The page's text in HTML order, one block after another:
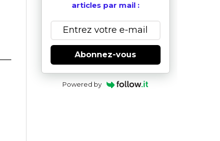
articles par mail :
Abonnez-vous
Powered by